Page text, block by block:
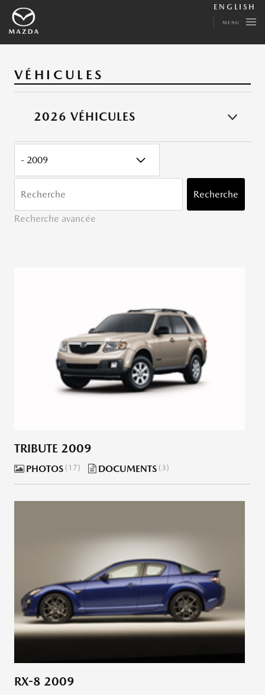
ENGLISH
MENU
VÉHICULES
2026 VÉHICULES
CATÉGORY
Recherche
Recherche avancée
TRIBUTE 2009
PHOTOS 17 DOCUMENTS 3
RX-8 2009